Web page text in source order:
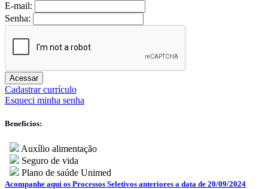
E-mail:
Senha:
Acessar
Cadastrar currículo
Esqueci minha senha
Benefícios:
Auxílio alimentação
Seguro de vida
Plano de saúde Unimed
Acompanhe aqui os Processos Seletivos anteriores a data de 20/09/2024